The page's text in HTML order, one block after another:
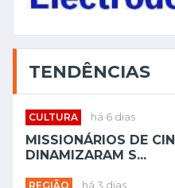
TENDÊNCIAS
CULTURA há 6 dias
MISSIONÁRIOS DE
DINAMIZARAM S...
REGIÃO há 3 dias